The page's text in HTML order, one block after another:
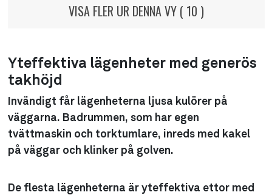
Yteffektiva lägenheter med generös
takhöjd
Invändigt får lägenheterna ljusa kulörer på
väggarna. Badrummen, som har egen
tvättmaskin och torktumlare, inreds med kakel
på väggar och klinker på golven.
De flesta lägenheterna är yteffektiva ettor med